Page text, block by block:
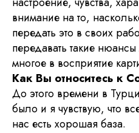
внимание на то,
передать это в своих
передавать такие
многое в восприятие
Как Вы относитесь к
До этого времени в
было и я чувствую, что
нас есть хорошая база.
Все картины и изображения,
сайте, являются собственностью
и не могут быть использованы,
воспроизведены каким-либо образом
художника.
Администрирование
Политика конфиденциальности
Договор-оферта
Отказ от ответственности